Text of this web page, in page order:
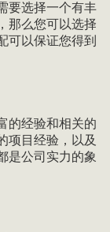
要选择一个有丰
那么您可以选择
可以保证您得到
的经验和相关的
项目经验，以及
是公司实力的象